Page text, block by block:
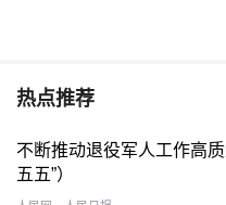
热点推荐
不断推动退役军人工作高
五五”）